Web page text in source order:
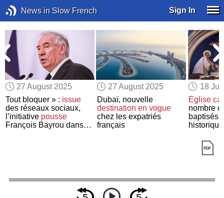
News in Slow French Sign In
27 August 2025
Tout bloquer » : issue
des réseaux sociaux,
l’initiative pousse
François Bayrou dans
27 August 2025
Dubaï, nouvelle
destination en vogue
chez les expatriés
français
18
Église
nombre
baptisés
historique